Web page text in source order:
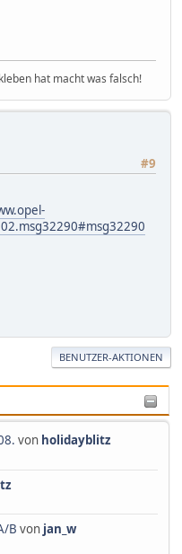
von holidayblitz
B von jan_w
hat macht was falsch!
#9
BENUTZER-AKTIONEN